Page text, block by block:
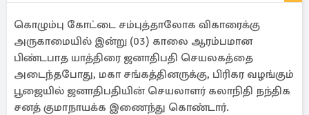
கொழும்பு கோட்டை சம்புத்தாலோக விகாரைக்கு
அருகாமையில் இன்று (03) காலை ஆரம்பமான
பிண்டபாத யாத்திரை ஜனாதிபதி செயலகத்தை
அடைந்தபோது, மகா சங்கத்தினருக்கு, பிரிகர வழங்கும்
பூஜையில் ஜனாதிபதியின் செயலாளர் கலாநிதி நந்திக
சனத் குமாநாயக்க இணைந்து கொண்டார்.